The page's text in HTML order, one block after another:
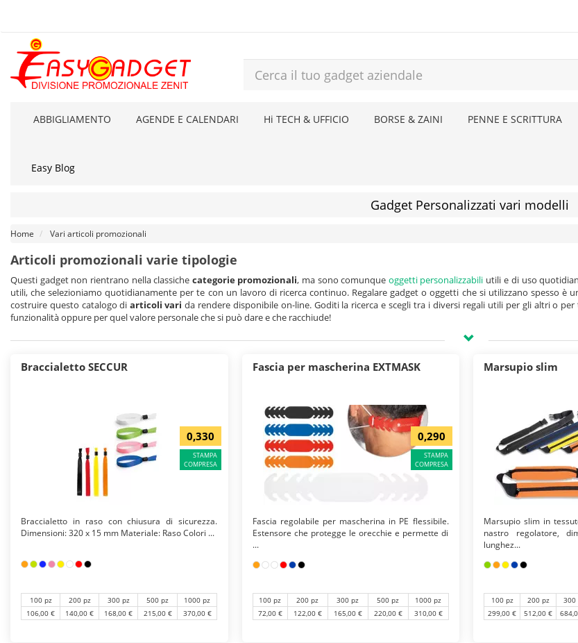
ABBIGLIAMENTO AGENDE E CALENDARI Hi TECH & UFFICIO BORSE & ZAINI PENNE E SCRITTURA
Easy Blog
Gadget Personalizzati vari modelli
Home Vari articoli promozionali
Articoli promozionali varie tipologie
Questi gadget non rientrano nella classiche categorie promozionali, ma sono comunque oggetti personalizzabili utili e di uso
utili, che selezioniamo quotidianamente per te con un lavoro di ricerca continuo. Regalare gadget o oggetti che si utilizzano spesso è un altra garanzia di successo delle tue promozioni: ecco perché abbiamo pensato di
costruire questo catalogo di articoli vari da rendere disponibile on-line. Goditi la ricerca e scegli tra i diversi regali utili per gli altri o
funzionalità oppure per quel valore personale che si può dare e che racchiude!
Molte aziende cercano proprio per sorprendere i loro clienti e lasciare un segno, in modo da farsi ricordare più facilmente. Sia che
Braccialetto SECCUR
0,330
STAMPA
COMPRESA
Braccialetto in raso con chiusura di sicurezza.
Dimensioni: 320 x 15 mm Materiale: Raso Colori ...
100 pz 200 pz 300 pz 500 pz
1000 pz
106,00 €
140,00 € 168,00 € 215,00 € 370,00 €
Fascia per mascherina EXTMASK
0,290
STAMPA
COMPRESA
Fascia regolabile per mascherina in PE flessibile.
Estensore che protegge le orecchie e permette di
...
100 pz 200 pz 300 pz 500 pz
1000 pz
72,00 €
122,00 € 165,00 € 220,00 € 310,00 €
Marsupio slim
Marsupio slim in
nastro regolatore,
lunghez...
100 pz 200 pz 300
299,00 €
512,00 €